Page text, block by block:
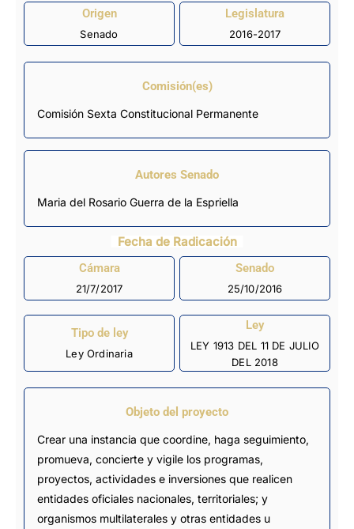
Origen
Senado
Legislatura
2016-2017
Comisión(es)
Comisión Sexta Constitucional Permanente
Autores Senado
Maria del Rosario Guerra de la Espriella
Fecha de Radicación
Cámara
21/7/2017
Senado
25/10/2016
Tipo de ley
Ley Ordinaria
Ley
LEY 1913 DEL 11 DE JULIO
DEL 2018
Objeto del proyecto
Crear una instancia que coordine, haga seguimiento,
promueva, concierte y vigile los programas,
proyectos, actividades e inversiones que realicen
entidades oficiales nacionales, territoriales; y
organismos multilaterales y otras entidades u